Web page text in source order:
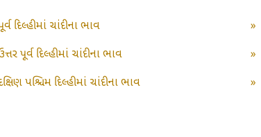
દિલ્હીમાં ચાંદીના ભાવ »
પૂર્વ દિલ્હીમાં ચાંદીના ભાવ »
પશ્ચિમ દિલ્હીમાં ચાંદીના ભાવ »